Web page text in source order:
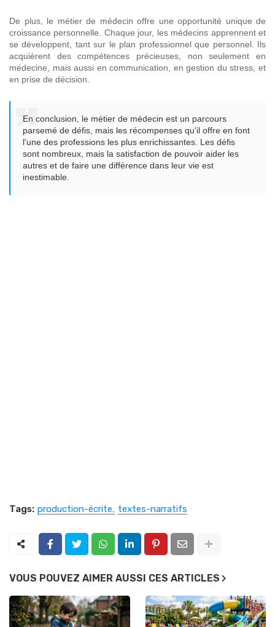
De plus, le métier de médecin offre une opportunité unique de
croissance personnelle. Chaque jour, les médecins apprennent et
se développent, tant sur le plan professionnel que personnel. Ils
acquièrent des compétences précieuses, non seulement en
médecine, mais aussi en communication, en gestion du stress, et
en prise de décision.
En conclusion, le métier de médecin est un parcours
parsemé de défis, mais les récompenses qu'il offre en font
l'une des professions les plus enrichissantes. Les défis
sont nombreux, mais la satisfaction de pouvoir aider les
autres et de faire une différence dans leur vie est
inestimable.
Tags: production-écrite textes-narratifs
VOUS POUVEZ AIMER AUSSI CES ARTICLES